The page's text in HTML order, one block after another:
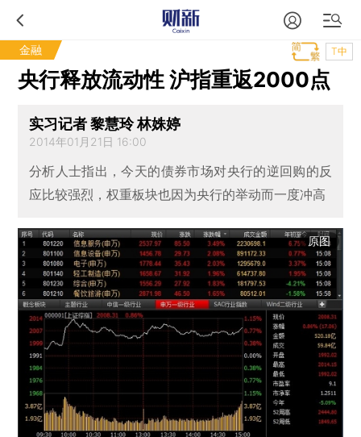
金融 T中
央行释放流动性 沪指重返2000点
实习记者 黎慧玲 林姝婷
2014年01月21日 16:00
分析人士指出，今天的债券市场对央行的逆回购的反
应比较强烈，权重板块也因为央行的举动而一度冲高
原图